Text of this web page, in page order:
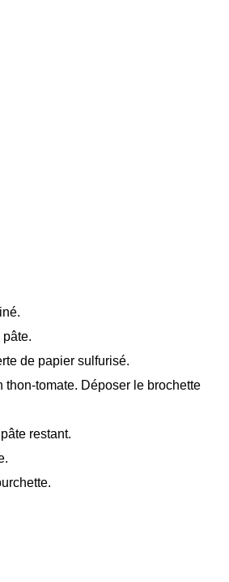
pâte.
de papier sulfurisé.
tomate. Déposer le brochette
restant.